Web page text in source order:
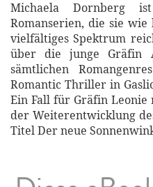
Michaela Dornberg
Romanserien, die sie
vielfältiges Spektrum
über die junge Gräfin
sämtlichen
Romantic Thriller in
Ein Fall für Gräfin Leonie
der Weiterentwicklung
Titel Der neue